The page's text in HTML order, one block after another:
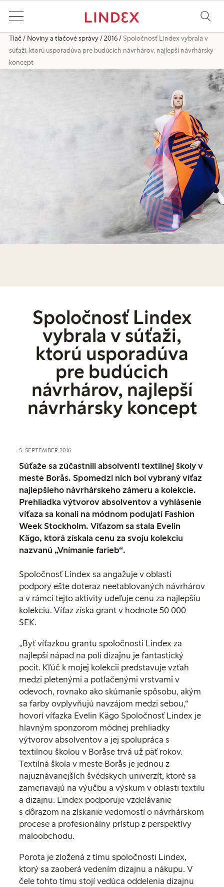
Tlač Noviny a tlačové správy 2016
Spoločnosť Lindex vybrala v
súťaži, ktorú usporadúva pre budúcich návrhárov, najlepší návrhársky
koncept
Spoločnosť Lindex
vybrala v súťaži,
ktorú usporadúva
pre budúcich
návrhárov, najlepší
návrhársky koncept
5. SEPTEMBER 2016
Súťaže sa zúčastnili absolventi textilnej školy v
meste Borås. Spomedzi nich bol vybraný víťaz
najlepšieho návrhárskeho zámeru a kolekcie.
Prehliadka výtvorov absolventov a vyhlásenie
víťaza sa konali na módnom podujatí Fashion
Week Stockholm. Víťazom sa stala Evelin
Kägo, ktorá získala cenu za svoju kolekciu
nazvanú „Vnímanie farieb“.
Spoločnosť Lindex sa angažuje v oblasti
podpory ešte doteraz neetablovaných návrhárov
a v rámci tejto aktivity udeľuje cenu za najlepšiu
kolekciu. Víťaz získa grant v hodnote 50 000
SEK.
„Byť víťazkou grantu spoločnosti Lindex za
najlepší nápad na poli dizajnu je fantastický
pocit. Kľúč k mojej kolekcii predstavuje vzťah
medzi pletenými a potlačenými vrstvami v
odevoch, rovnako ako skúmanie spôsobu, akým
sa farby ovplyvňujú navzájom medzi sebou,“
hovorí víťazka Evelin Kägo Spoločnosť Lindex je
hlavným sponzorom módnej prehliadky
výtvorov absolventov a jej spolupráca s
textilnou školou v Boråse trvá už päť rokov.
Textilná škola v meste Borås je jednou z
najuznávanejších švédskych univerzít, ktoré sa
zameriavajú na výučbu a výskum v oblasti textilu
a dizajnu. Lindex podporuje vzdelávanie
s dôrazom na získanie vedomostí o návrhárskom
procese a profesionálny prístup z perspektívy
maloobchodu.
Porota je zložená z tímu spoločnosti Lindex,
ktorý sa zaoberá vedením dizajnu a nákupu. V
čele tohto tímu stojí vedúca oddelenia dizajnu